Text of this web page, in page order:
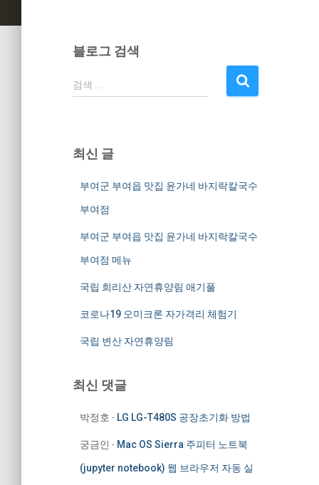
블로그 검색
검
색
검색 …
최신 글
부여군 부여읍 맛집 윤가네 바지락칼국수
부여점
부여군 부여읍 맛집 윤가네 바지락칼국수
부여점 메뉴
국립 희리산 자연휴양림 애기풀
코로나19 오미크론 자가격리 체험기
국립 변산 자연휴양림
최신 댓글
박정호 - LG LG-T480S 공장초기화 방법
궁금인 - Mac OS Sierra 주피터 노트북
(jupyter notebook) 웹 브라우저 자동 실